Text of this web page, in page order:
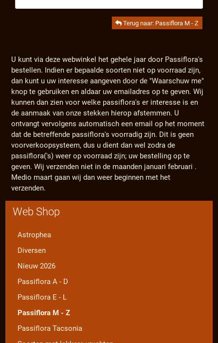
Terug naar: Passiflora M - Z
U kunt via deze webwinkel het gehele jaar door Passiflora's
bestellen. Indien er bepaalde soorten niet op voorraad zijn,
dan kunt u uw interesse aangeven door de "Waarschuw me"
knop te gebruiken en aldaar uw emailadres op te geven. Wij
kunnen dan zien voor welke passiflora's er interesse is en
de aanmaak van onze stekken hierop afstemmen. U
ontvangt vervolgens automatisch een email op het moment
dat de betreffende passiflora's voorradig zijn. Dit is geen
voorverkoopsysteem, dus u dient dan wel zodra de
passiflora('s) weer op voorraad zijn; uw bestelling op te
geven. Wij verzenden niet in de maanden januari februari .
Medio maart gaan wij dan weer beginnen met het
verzenden.
Web Shop
Astrophea
Diversen
Nieuw 2026
Passiflora A - D
Passiflora E - L
Passiflora M - Z
Passiflora Tacsonia